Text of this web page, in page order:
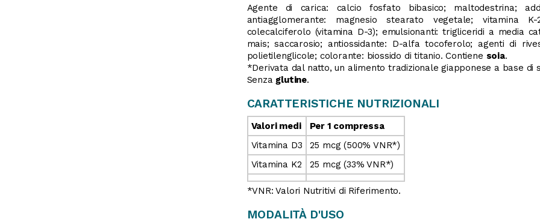
Agente di carica: calcio fosfato bibasico; maltodestrina;
antiagglomerante: magnesio stearato vegetale; vitamina
colecalciferolo (vitamina D-3); emulsionanti: trigliceridi a media
mais; saccarosio; antiossidante: D-alfa tocoferolo; agenti di
polietilenglicole; colorante: biossido di titanio. Contiene soia.
*Derivata dal natto, un alimento tradizionale giapponese a base di
Senza glutine.
CARATTERISTICHE NUTRIZIONALI
Valori medi
Per 1 compressa
Vitamina D3
25 mcg (500% VNR*)
Vitamina K2
25 mcg (33% VNR*)
*VNR: Valori Nutritivi di Riferimento.
MODALITÀ D'USO